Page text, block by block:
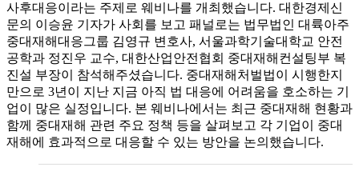
사후대응이라는 주제로 웨비나를 개최했습니다. 대한경제신
문의 이승윤 기자가 사회를 보고 패널로는 법무법인 대륙아주
중대재해대응그룹 김영규 변호사, 서울과학기술대학교 안전
공학과 정진우 교수, 대한산업안전협회 중대재해컨설팅부 복
진설 부장이 참석해주셨습니다. 중대재해처벌법이 시행한지
만으로 3년이 지난 지금 아직 법 대응에 어려움을 호소하는 기
업이 많은 실정입니다. 본 웨비나에서는 최근 중대재해 현황과
함께 중대재해 관련 주요 정책 등을 살펴보고 각 기업이 중대
재해에 효과적으로 대응할 수 있는 방안을 논의했습니다.